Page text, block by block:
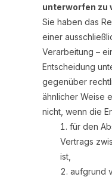
unterworfen zu
Sie haben das
einer
Verarbeitung –
Entscheidung
gegenüber
ähnlicher Weise
nicht, wenn die
für den
Vertrags
ist,
aufgrund